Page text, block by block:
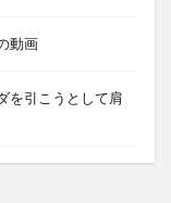
動画
を引こうとして肩